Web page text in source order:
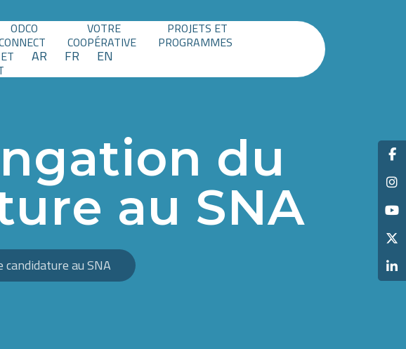
ODCO VOTRE
COOPÉRATIVE
PROJETS ET
PROGRAMMES
AR FR EN
du
au SNA
au SNA